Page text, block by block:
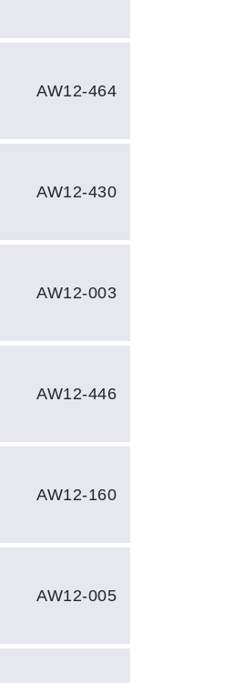
AW12-464
AW12-430
AW12-003
AW12-446
AW12-160
AW12-005